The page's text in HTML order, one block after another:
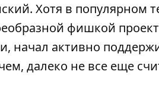
Хотя в популярном
фишкой
начал активно
далеко не все еще